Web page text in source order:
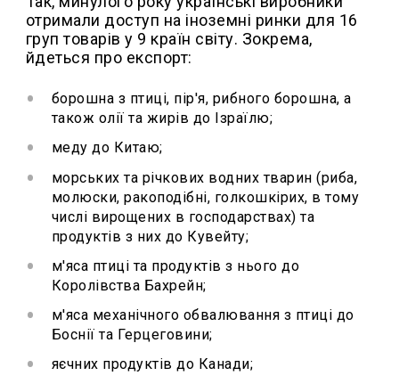
отримали доступ на іноземні ринки для 16
груп товарів у 9 країн світу. Зокрема,
йдеться про експорт:
борошна з птиці, пір'я, рибного борошна, а
також олії та жирів до Ізраїлю;
меду до Китаю;
морських та річкових водних тварин (риба,
молюски, ракоподібні, голкошкірих, в тому
числі вирощених в господарствах) та
продуктів з них до Кувейту;
м'яса птиці та продуктів з нього до
Королівства Бахрейн;
м'яса механічного обвалювання з птиці до
Боснії та Герцеговини;
яєчних продуктів до Канади;